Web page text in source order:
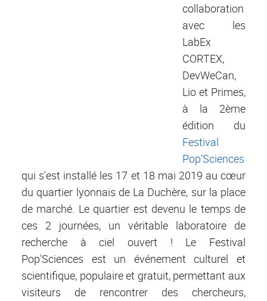
collaboration
avec les
LabEx
CORTEX,
DevWeCan,
Lio et Primes,
à la 2ème
édition du
Festival
Pop’Sciences
qui s'est installé les 17 et 18 mai 2019 au cœur
du quartier lyonnais de La Duchère, sur la place
de marché. Le quartier est devenu le temps de
ces 2 journées, un véritable laboratoire de
recherche à ciel ouvert ! Le Festival
Pop'Sciences est un événement culturel et
scientifique, populaire et gratuit, permettant aux
visiteurs de rencontrer des chercheurs,